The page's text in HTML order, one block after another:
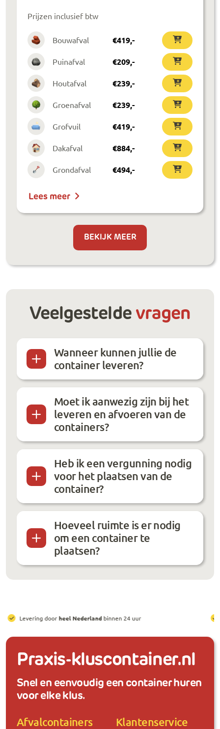
Prijzen inclusief btw
Bouwafval €419,-
Puinafval €209,-
Houtafval €239,-
Groenafval €239,-
Grofvuil €419,-
Dakafval €884,-
Grondafval €494,-
Lees meer
BEKIJK MEER
Veelgestelde vragen
Wanneer kunnen jullie de
container leveren?
Moet ik aanwezig zijn bij het
leveren en afvoeren van de
containers?
Heb ik een vergunning nodig
voor het plaatsen van de
container?
Hoeveel ruimte is er nodig
om een container te
plaatsen?
All-in prijzen, inclusief brengen, ophalen en huur
Praxis-kluscontainer.nl
Snel en eenvoudig een container huren
voor elke klus.
Afvalcontainers Klantenservice